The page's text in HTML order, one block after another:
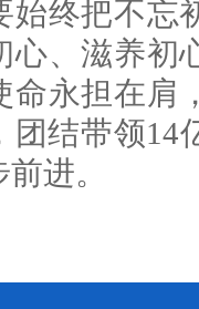
始终把不
心、滋养初
命永担在肩
团结带领14
进。